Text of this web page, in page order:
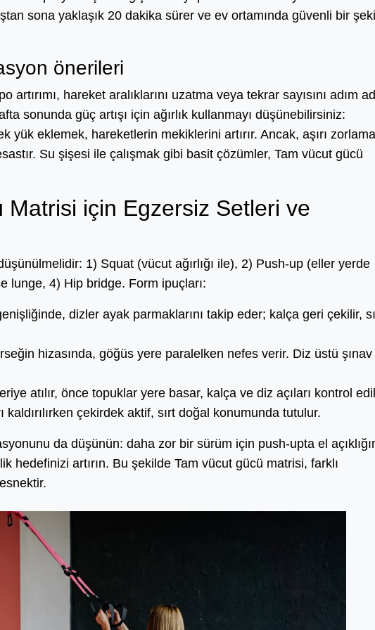
sona yaklaşık 20 dakika sürer ve ev ortamında güvenli bir
önerileri
hareket aralıklarını uzatma veya tekrar sayısını adım
sonunda güç artışı için ağırlık kullanmayı düşünebilirsiniz:
yük eklemek, hareketlerin mekiklerini artırır. Ancak, aşırı zorlama
Su şişesi ile çalışmak gibi basit çözümler, Tam vücut gücü
Matrisi için Egzersiz Setleri ve
1) Squat (vücut ağırlığı ile), 2) Push-up (eller yerde
lunge, 4) Hip bridge. Form ipuçları:
dizler ayak parmaklarını takip eder; kalça geri çekilir,
hizasında, göğüs yere paralelken nefes verir. Diz üstü şınav
atılır, önce topuklar yere basar, kalça ve diz açıları kontrol
kaldırılırken çekirdek aktif, sırt doğal konumunda tutulur.
da düşünün: daha zor bir sürüm için push-upta el
hedefinizi artırın. Bu şekilde Tam vücut gücü matrisi, farklı